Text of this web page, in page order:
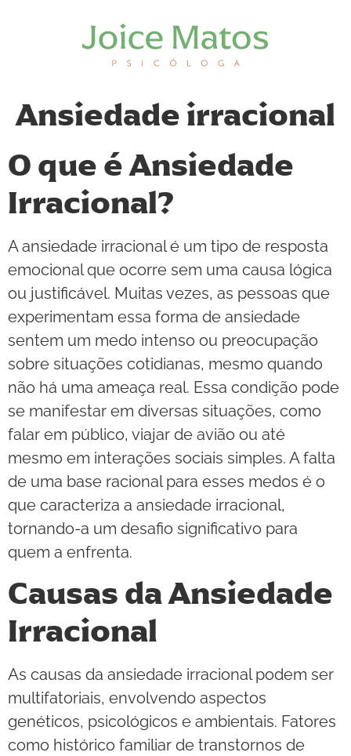
Ansiedade irracional
O que é Ansiedade
Irracional?
A ansiedade irracional é um tipo de resposta
emocional que ocorre sem uma causa lógica
ou justificável. Muitas vezes, as pessoas que
experimentam essa forma de ansiedade
sentem um medo intenso ou preocupação
sobre situações cotidianas, mesmo quando
não há uma ameaça real. Essa condição pode
se manifestar em diversas situações, como
falar em público, viajar de avião ou até
mesmo em interações sociais simples. A falta
de uma base racional para esses medos é o
que caracteriza a ansiedade irracional,
tornando-a um desafio significativo para
quem a enfrenta.
Causas da Ansiedade
Irracional
As causas da ansiedade irracional podem ser
multifatoriais, envolvendo aspectos
genéticos, psicológicos e ambientais. Fatores
como histórico familiar de transtornos de